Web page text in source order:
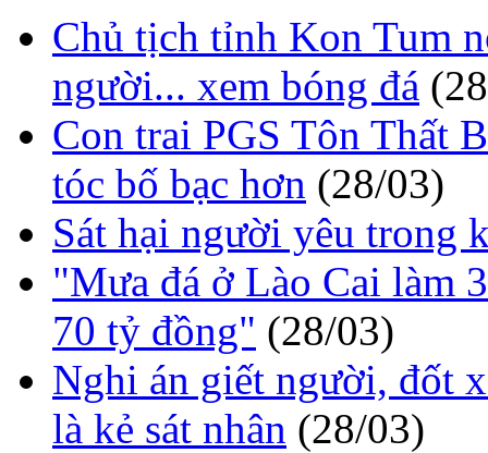
Chủ tịch tỉnh Kon Tum
người... xem bóng đá
Con trai PGS Tôn Thất
tóc bố bạc hơn (28/03)
Sát hại người yêu trong
"Mưa đá ở Lào Cai làm
70 tỷ đồng" (28/03)
Nghi án giết người, đốt
là kẻ sát nhân (28/03)